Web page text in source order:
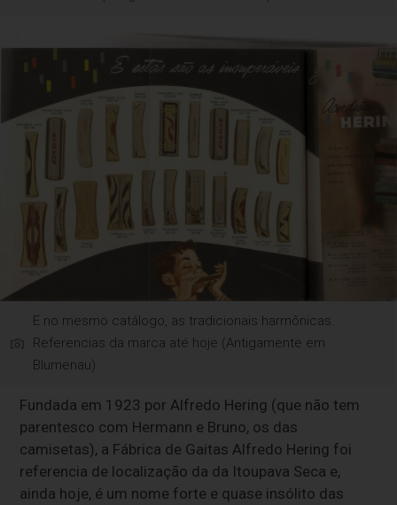
E no mesmo catálogo, as tradicionais harmônicas.
Referencias da marca até hoje (Antigamente em
Blumenau)
Fundada em 1923 por Alfredo Hering (que não tem
parentesco com Hermann e Bruno, os das
camisetas), a Fábrica de Gaitas Alfredo Hering foi
referencia de localização da da Itoupava Seca e,
ainda hoje, é um nome forte e quase insólito das